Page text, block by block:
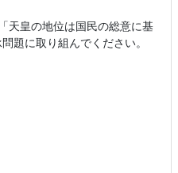
天皇の地位は国民の総意に基
題に取り組んでください。